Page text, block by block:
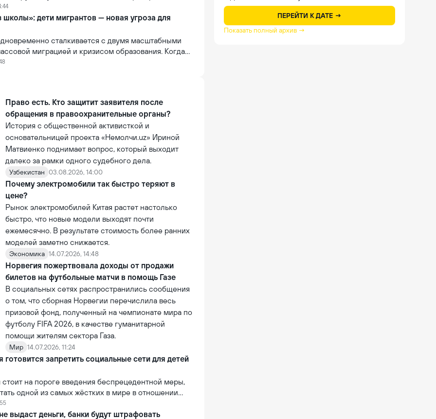
во въезде в США. По словам Инфантино, FIFA
отменять или изменять решения
школы»: дети мигрантов — новая угроза для
сталкивается с двумя масштабными
миграцией и кризисом образования. Когда
пересекаются, наиболее уязвимыми оказываются
Право есть. Кто защитит заявителя после
обращения в правоохранительные органы?
История с общественной активисткой и
основательницей проекта «Немолчи.uz» Ириной
Матвиенко поднимает вопрос, который выходит
далеко за рамки одного судебного дела.
Узбекистан 03.08.2026, 14:00
Почему электромобили так быстро теряют в
цене?
Рынок электромобилей Китая растет настолько
быстро, что новые модели выходят почти
ежемесячно. В результате стоимость более ранних
моделей заметно снижается.
Экономика 14.07.2026, 14:48
Норвегия пожертвовала доходы от продажи
билетов на футбольные матчи в помощь Газе
В социальных сетях распространились сообщения
о том, что сборная Норвегии перечислила весь
призовой фонд, полученный на чемпионате мира по
футболу FIFA 2026, в качестве гуманитарной
помощи жителям сектора Газа.
Мир 14.07.2026, 11:24
готовится запретить социальные сети для детей
стоит на пороге введения беспрецедентной меры,
одной из самых жёстких в мире в отношении
компаний. В рамках усиления контроля над
власти страны рассматривают возможность запрета
выдаст деньги, банки будут штрафовать
ПЕРЕЙТИ К ДАТЕ →
Показать полный архив →